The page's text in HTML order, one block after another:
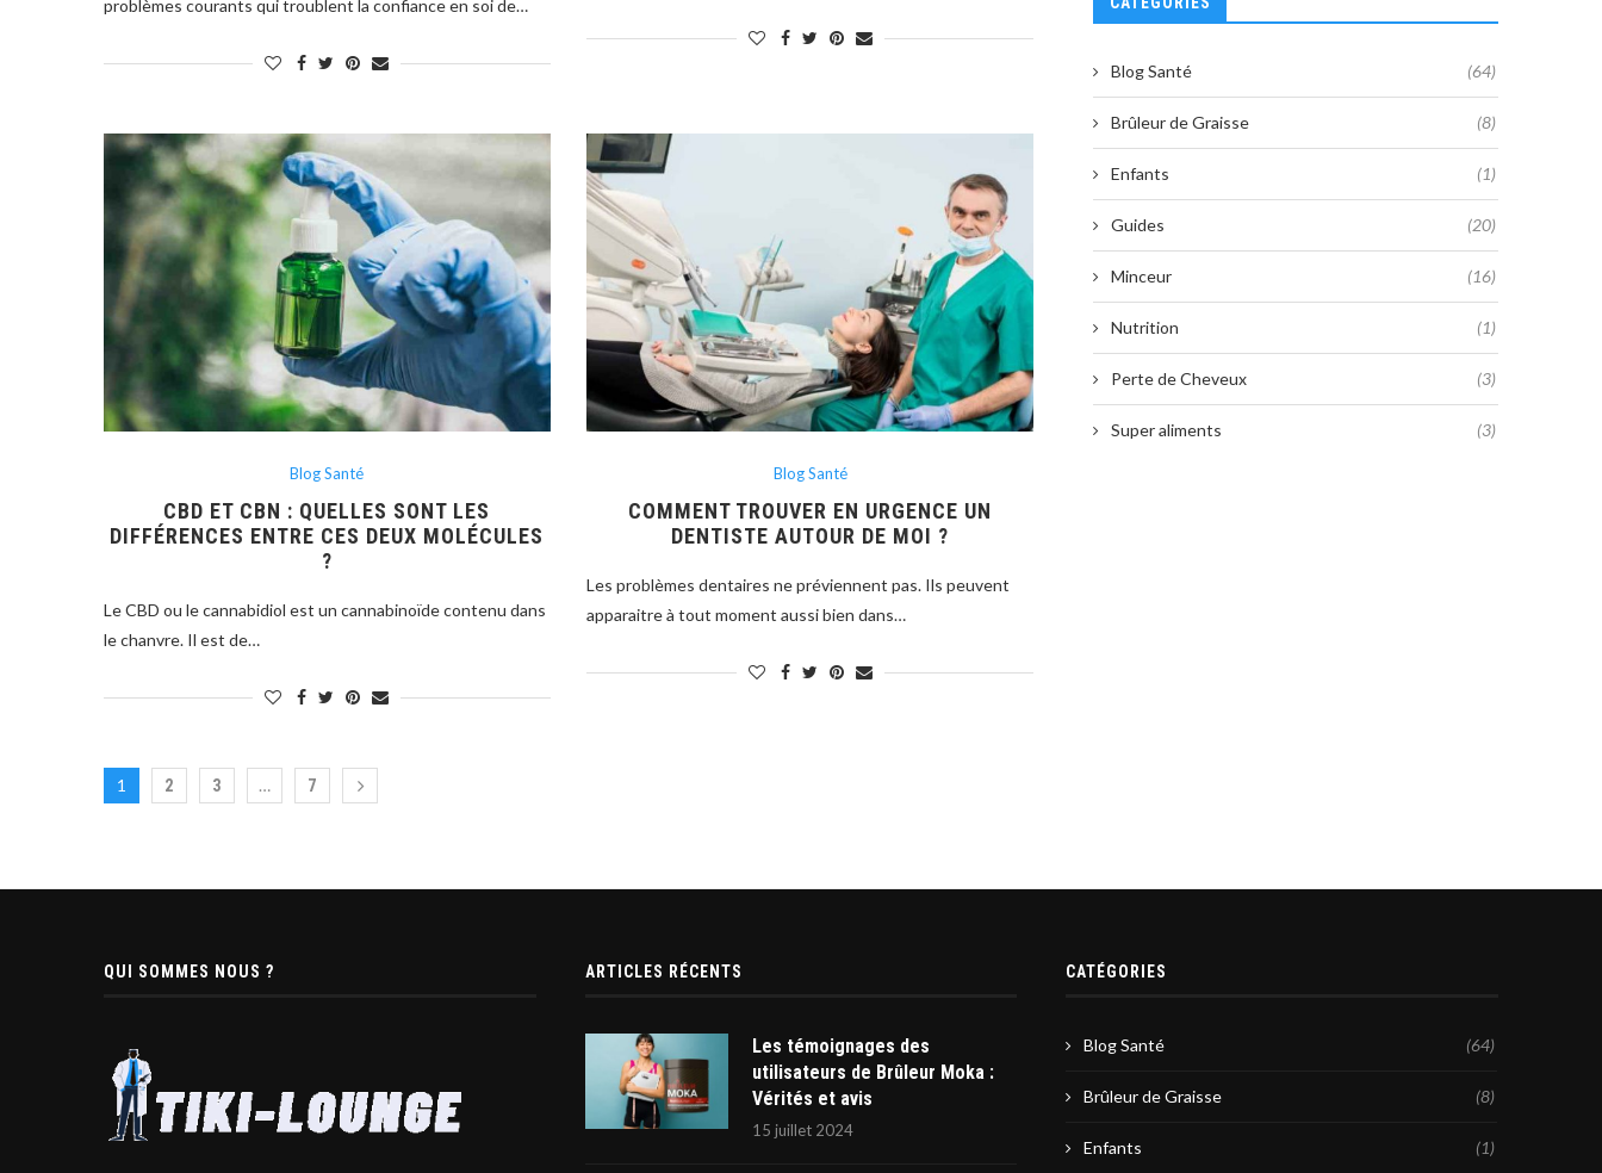
problèmes courants qui troublent la confiance en soi de…
Blog Santé
CBD ET CBN : QUELLES SONT LES
DIFFÉRENCES ENTRE CES DEUX MOLÉCULES
?
Le CBD ou le cannabidiol est un cannabinoïde contenu dans
le chanvre. Il est de…
Blog Santé
COMMENT TROUVER EN URGENCE UN
DENTISTE AUTOUR DE MOI ?
Les problèmes dentaires ne préviennent pas. Ils peuvent
apparaitre à tout moment aussi bien dans…
1 2 3 … 7
Blog Santé (64)
Brûleur de Graisse (8)
Enfants (1)
Guides (20)
Minceur (16)
Nutrition (1)
Perte de Cheveux (3)
Super aliments (3)
QUI SOMMES NOUS ? ARTICLES RÉCENTS
Les témoignages des
utilisateurs de Brûleur Moka :
Vérités et avis
15 juillet 2024
CATÉGORIES
Blog Santé (64)
Brûleur de Graisse (8)
Enfants (1)